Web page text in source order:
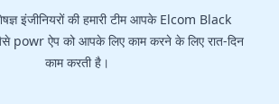
इंजीनियरों की हमारी टीम आपके Elcom Black
ऐप को आपके लिए काम करने के लिए रात-दिन
काम करती है।